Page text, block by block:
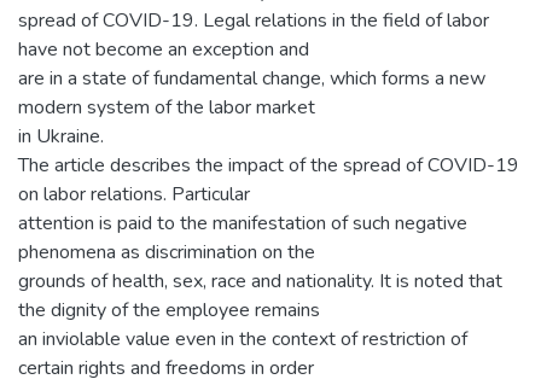
spread of COVID-19. Legal relations in the field of labor
have not become an exception and
are in a state of fundamental change, which forms a new
modern system of the labor market
in Ukraine.
The article describes the impact of the spread of COVID-19
on labor relations. Particular
attention is paid to the manifestation of such negative
phenomena as discrimination on the
grounds of health, sex, race and nationality. It is noted that
the dignity of the employee remains
an inviolable value even in the context of restriction of
certain rights and freedoms in order